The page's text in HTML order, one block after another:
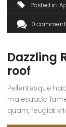
Posted in
0
Dazzling
roof
Pellentesque
malesuada
quam, feugiat